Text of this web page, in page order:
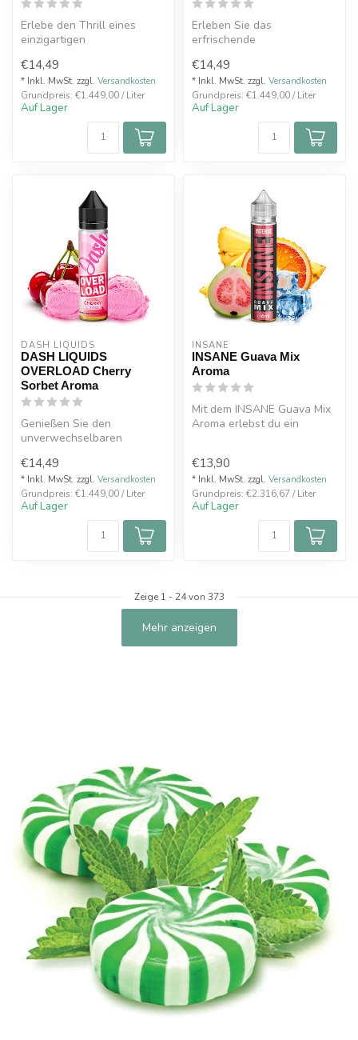
Erlebe den Thrill eines
einzigartigen
entdecke die mysteriöse ...
€14,49
* Inkl. MwSt. zzgl. Versandkosten
Grundpreis: €1.449,00 / Liter
Auf Lager
Erleben Sie das
erfrischende
Ananas und kühler Mentho...
€14,49
* Inkl. MwSt. zzgl. Versandkosten
Grundpreis: €1.449,00 / Liter
Auf Lager
DASH LIQUIDS
DASH LIQUIDS
OVERLOAD Cherry
Sorbet Aroma
Genießen Sie den
unverwechselbaren
LIQUIDS OVERLOAD Cherry
So...
€14,49
* Inkl. MwSt. zzgl. Versandkosten
Grundpreis: €1.449,00 / Liter
Auf Lager
INSANE
INSANE Guava Mix
Aroma
Mit dem INSANE Guava Mix
Aroma erlebst du ein
€13,90
* Inkl. MwSt. zzgl. Versandkosten
Grundpreis: €2.316,67 / Liter
Auf Lager
Zeige 1 - 24von 373
Mehr anzeigen